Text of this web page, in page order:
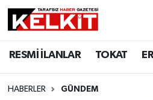
RESMİ İLANLAR TOKAT
HABERLER GÜNDEM